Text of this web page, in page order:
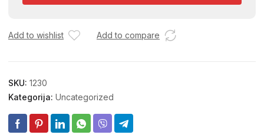
6565
Add to wishlist Add to compare
SKU: 1230
Kategorija: Uncategorized